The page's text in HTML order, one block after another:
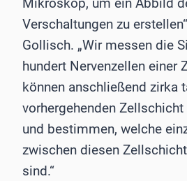
Verschaltungen zu
Gollisch. „Wir messen die
hundert Nervenzellen einer
können anschließend zirka
vorhergehenden
und bestimmen, welche
zwischen diesen
sind.“